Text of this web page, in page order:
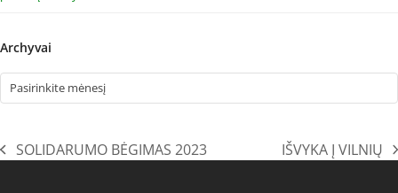
Archyvai
Archyvai
previous
SOLIDARUMO BĖGIMAS 2023
next
IŠVYKA Į VILNIŲ